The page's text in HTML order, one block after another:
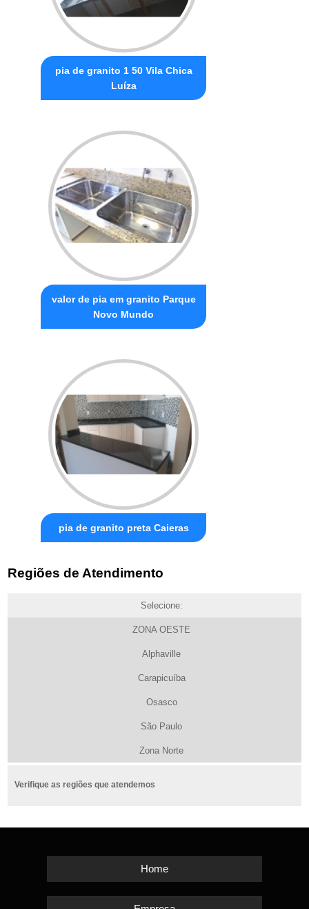
pia de granito 1 50 Vila Chica
Luíza
valor de pia em granito Parque
Novo Mundo
pia de granito preta Caieras
Regiões de Atendimento
Selecione:
ZONA OESTE
Alphaville
Carapicuíba
Osasco
São Paulo
Zona Norte
Verifique as regiões que atendemos
Home